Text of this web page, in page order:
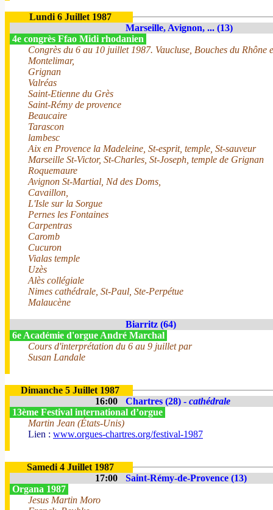
Lundi 6 Juillet 1987
Marseille, Avignon, ... (13)
4e congrès Ffao Midi rhodanien
Congrès du 6 au 10 juillet 1987. Vaucluse, Bouches du Rhône
Montelimar,
Grignan
Valréas
Saint-Etienne du Grès
Saint-Rémy de provence
Beaucaire
Tarascon
lambesc
Aix en Provence la Madeleine, St-esprit, temple, St-sauveur
Marseille St-Victor, St-Charles, St-Joseph, temple de Grignan
Roquemaure
Avignon St-Martial, Nd des Doms,
Cavaillon,
L'Isle sur la Sorgue
Pernes les Fontaines
Carpentras
Caromb
Cucuron
Vialas temple
Uzès
Alès collégiale
Nimes cathédrale, St-Paul, Ste-Perpétue
Malaucène
Biarritz (64)
6e Académie d'orgue André Marchal
Cours d'interprétation du 6 au 9 juillet par
Susan Landale
Dimanche 5 Juillet 1987
16:00
Chartres (28) - cathédrale
13ème Festival international d’orgue
Martin Jean (États-Unis)
Lien : www.orgues-chartres.org/festival-1987
Samedi 4 Juillet 1987
17:00
Saint-Rémy-de-Provence (13)
Organa 1987
Jesus Martin Moro